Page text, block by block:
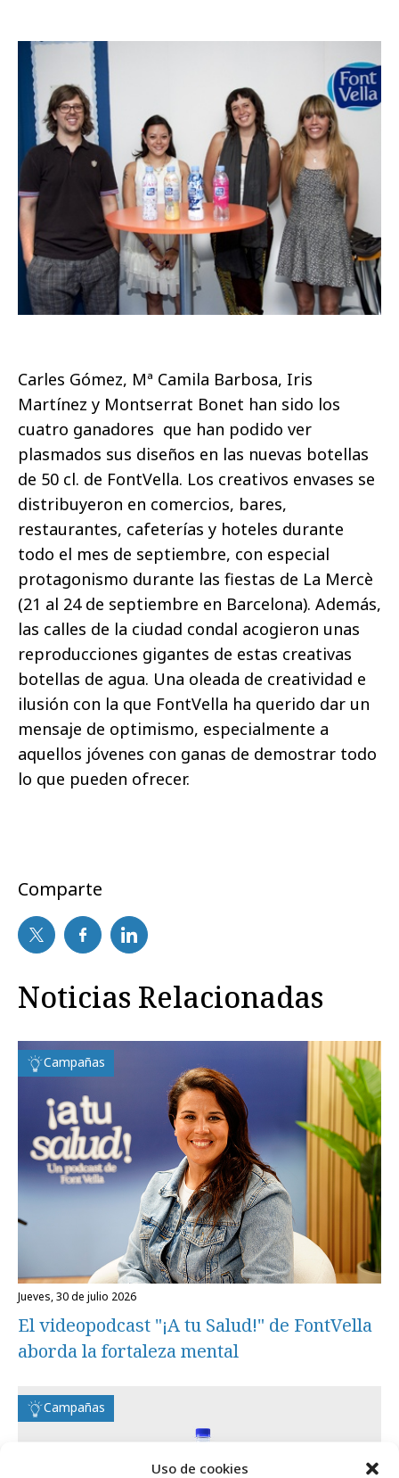
Uso de cookies
Carles Gómez, Mª Camila Barbosa, Iris
Martínez y Montserrat Bonet han sido los
cuatro ganadores que han podido ver
plasmados sus diseños en las nuevas botellas
de 50 cl. de FontVella. Los creativos envases se
distribuyeron en comercios, bares,
restaurantes, cafeterías y hoteles durante
todo el mes de septiembre, con especial
protagonismo durante las fiestas de La Mercè
(21 al 24 de septiembre en Barcelona). Además,
las calles de la ciudad condal acogieron unas
reproducciones gigantes de estas creativas
botellas de agua. Una oleada de creatividad e
ilusión con la que FontVella ha querido dar un
mensaje de optimismo, especialmente a
aquellos jóvenes con ganas de demostrar todo
lo que pueden ofrecer.
Comparte
Noticias Relacionadas
Campañas
jueves, 30 de julio 2026
El videopodcast "¡A tu Salud!" de FontVella
aborda la fortaleza mental
Campañas